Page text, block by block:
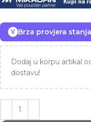
V Brza provjera
Dodaj u korpu artikal
dostavu!